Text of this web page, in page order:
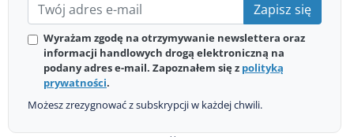
Zapisz się
Wyrażam zgodę na otrzymywanie newslettera oraz
informacji handlowych drogą elektroniczną na
podany adres e-mail. Zapoznałem się z polityką
prywatności.
Możesz zrezygnować z subskrypcji w każdej chwili.